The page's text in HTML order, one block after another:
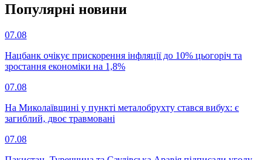
Популярнi новини
07.08
Нацбанк очікує прискорення інфляції до 10% цьогоріч та
зростання економіки на 1,8%
07.08
На Миколаївщині у пункті металобрухту стався вибух: є
загиблий, двоє травмовані
07.08